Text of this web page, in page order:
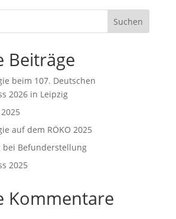
Beiträge
beim 107. Deutschen
2026 in Leipzig
auf dem RÖKO 2025
bei Befunderstellung
2025
Kommentare